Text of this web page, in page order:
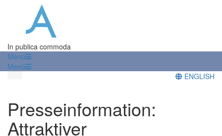
In publica commoda
Menü
Menü
ENGLISH
Presseinformation:
Attraktiver